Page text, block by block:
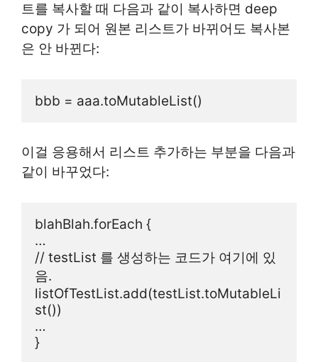
트를 복사할 때 다음과 같이 복사하면 deep
copy 가 되어 원본 리스트가 바뀌어도 복사본
은 안 바뀐다:
bbb = aaa.toMutableList()
이걸 응용해서 리스트 추가하는 부분을 다음과
같이 바꾸었다:
blahBlah.forEach {
…
// testList 를 생성하는 코드가 여기에 있
음.
listOfTestList.add(testList.toMutableLi
st())
…
}